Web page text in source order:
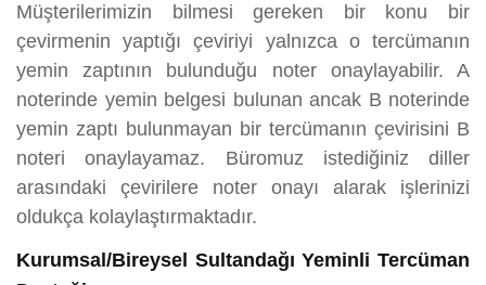
Müşterilerimizin bilmesi gereken bir konu bir
çevirmenin yaptığı çeviriyi yalnızca o tercümanın
yemin zaptının bulunduğu noter onaylayabilir. A
noterinde yemin belgesi bulunan ancak B noterinde
yemin zaptı bulunmayan bir tercümanın çevirisini B
noteri onaylayamaz. Büromuz istediğiniz diller
arasındaki çevirilere noter onayı alarak işlerinizi
oldukça kolaylaştırmaktadır.
Kurumsal/Bireysel Sultandağı Yeminli Tercüman